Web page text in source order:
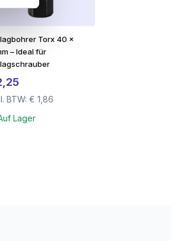
Torx 40 x
– Ideal für
BTW: € 1,86
Lager